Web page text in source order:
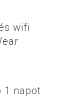
wifi
1 napot